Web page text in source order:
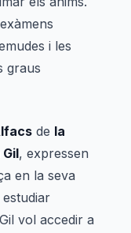
i les
graus
de la
, expressen
en la seva
vol accedir a